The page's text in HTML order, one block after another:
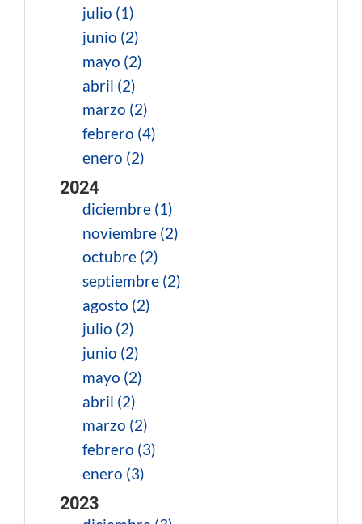
julio (1)
junio (2)
mayo (2)
abril (2)
marzo (2)
febrero (4)
enero (2)
2024
diciembre (1)
noviembre (2)
octubre (2)
septiembre (2)
agosto (2)
julio (2)
junio (2)
mayo (2)
abril (2)
marzo (2)
febrero (3)
enero (3)
2023